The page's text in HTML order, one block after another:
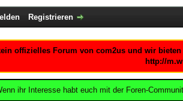
Registrieren
offizielles Forum von com2us und wir
http://
ihr Interesse habt euch mit der Foren-